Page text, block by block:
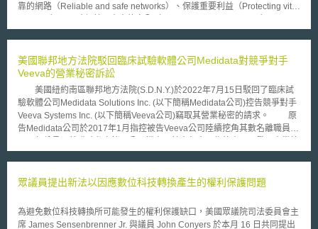
靠的網路（Reliable and safe networks）、保護重要利益（Protecting vital
由於國家安全取決於高速與可靠的通訊網路，若使用由無法信賴之供應商建
（Federal Communications Commission）應於本法施行一年內於其網站
內公布造成國家安全威脅之法人名單，並禁止由名單上之法人建置美國國內
關鍵之電信設施。另外，本法亦禁止使用聯邦經費向造成國家安全威脅之法
人購買或租借電信設備，並以安全可信之通訊網路補償計畫（Secure and
Trusted Communications Networks Reimbursement Program）作為因拆
除與更換既有造成國家安全威脅之電信設備之補償機制，聯邦通訊委員會亦
將與先進通訊服務供應者（provider of Advanced Communication
美國聯邦地方法院駁回臨床試驗軟體公司Medidata對競爭對手
Veeva的營業秘密訴訟
美國紐約南區聯邦地方法院(S.D.N.Y.)於2022年7月15日駁回了臨床試
驗軟體公司Medidata Solutions Inc. (以下簡稱Medidata公司)控告競爭對手
Veeva Systems Inc. (以下簡稱Veeva公司)竊取其營業秘密的請求。 原
告Medidata公司於2017年1月指控被告Veeva公司陸續挖角其數名離職員
略等營業秘密，而被告根據這些資訊開發了和原告相似的軟體，造成其重大
然這些員工離職時私自保留原告的檔案，但原告在訴訟中並未明確說明哪些
工自行保留的檔案中有包含原告所稱之營業秘密，但原告提出的證據不足以
證明被告有不當取用(misappropriation)其營業秘密，僅根據被告有僱用原
眾議員提出新法以因應數位科技轉換產生的權利保護問題
為避免數位科技轉換所可能發生的權利保護缺口，美國眾議院司法委員會主
席 James Sensenbrenner Jr. 與議員 John Conyers 於本月 16 日共同提出